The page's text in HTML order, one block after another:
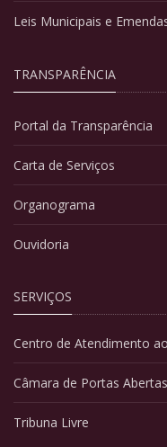
Leis Municipais e
TRANSPARÊNCIA
Portal da Transparência
Carta de Serviços
Organograma
Ouvidoria
SERVIÇOS
Centro de Atendimento
Câmara de Portas Abertas
Tribuna Livre